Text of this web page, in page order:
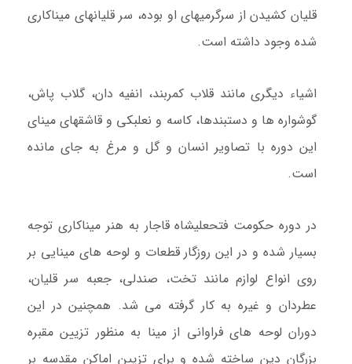
قلیان کشیدن از سرگرمیهای او بوده، سر قلیانهای میناکاری
شده وجود داشته است.
اشیاء دیگری مانند قلاب کمربند، انفیه دان، گلاب پاش،
گوشواره ها و دستبندها، کاسه و نعلبکی و قاشقهای مینای
این دوره با تصاویر انسان و گل و مرغ به جای مانده
است.
در دوره حکومت فتحعلیشاه قاجار به هنر میناکاری توجه
بسیار شده و در این روزگار قطعات و لوحه های مینایی بر
روی انواع لوازم مانند تخت، صندلی، جعبه سر قلیان،
عطردان و غیره به کار گرفته می شد. همچنین در این
دوران لوحه های فراوانی از مینا به منظور تزیین مقبره
بزرگان دین ساخته شده و برای تزیین اماکن مقدسه بر